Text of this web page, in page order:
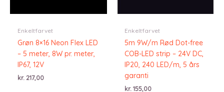
Enkeltfarvet
Grøn 8×16 Neon Flex LED
– 5 meter, 8W pr. meter,
IP67, 12V
kr. 217,00
Enkeltfarvet
5m 9W/m Rød Dot-free
COB-LED strip – 24V DC,
IP20, 240 LED/m, 5 års
garanti
kr. 155,00